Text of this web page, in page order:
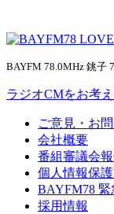
BAYFM 78.0MHz 銚子
ラジオCMをお考
ご意見・お
会社概要
番組審議会
個人情報保
BAYFM78 緊
採用情報